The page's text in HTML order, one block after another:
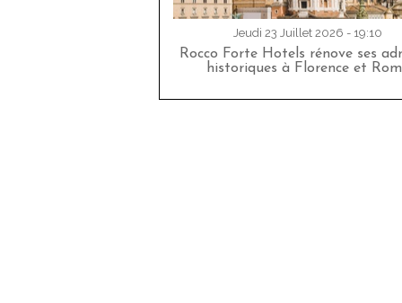
Jeudi 23 Juillet 2026 - 19:10
Rocco Forte Hotels rénove ses
historiques à Florence et